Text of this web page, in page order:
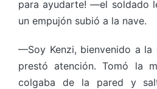
para ayudarte! —el soldado
un empujón subió a la nave.
—Soy Kenzi, bienvenido a
prestó atención. Tomó la
colgaba de la pared y